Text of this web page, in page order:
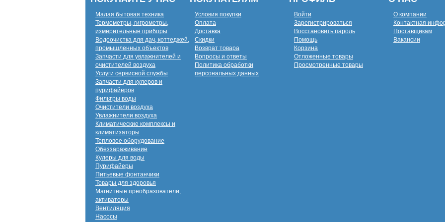
Малая бытовая техника
Термометры, гигрометры,
измерительные приборы
Водоочистка для дач, коттеджей,
промышленных объектов
Запчасти для увлажнителей и
очистителей воздуха
Услуги сервисной службы
Запчасти для кулеров и
пурифайеров
Фильтры воды
Очистители воздуха
Увлажнители воздуха
Климатические комплексы и
климатизаторы
Тепловое оборудование
Обеззараживание
Кулеры для воды
Пурифайеры
Питьевые фонтанчики
Товары для здоровья
Магнитные преобразователи,
активаторы
Вентиляция
Насосы
Условия покупки
Оплата
Доставка
Скидки
Возврат товара
Вопросы и ответы
Политика обработки
персональных данных
Войти
Зарегистрироваться
Восстановить пароль
Помощь
Корзина
Отложенные товары
Просмотренные товары
О компании
Контактная
Поставщикам
Вакансии